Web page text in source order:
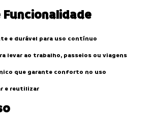
e durável para uso contínuo
levar ao trabalho, passeios ou viagens
que garante conforto no uso
e reutilizar